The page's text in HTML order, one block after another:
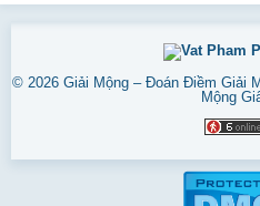
© 2026 Giải Mộng – Đoán Điềm Giải
Mộng